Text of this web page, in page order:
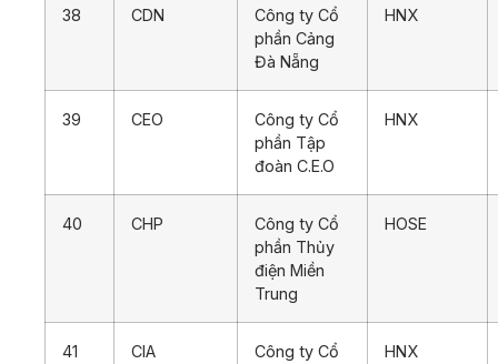
38 CDN
Công ty Cổ
phần Cảng
Đà Nẵng
HNX
39 CEO
Công ty Cổ
phần Tập
đoàn C.E.O
HNX
40 CHP
Công ty Cổ
phần Thủy
điện Miền
Trung
HOSE
41 CIA
Công ty Cổ
HNX